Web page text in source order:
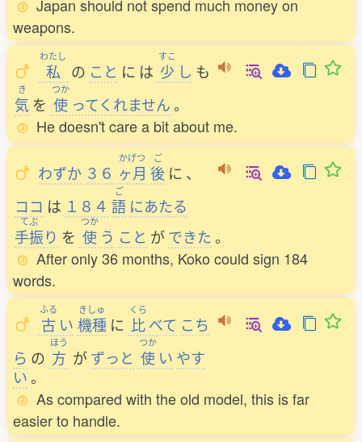
Japan should not spend much money on
weapons.
わたし
私 の こと に は
すこ
少 し も
き
気 を
つか
使 ってくれません。
He doesn't care a bit about me.
わずか ３６
かげつ
ヶ月
ご
後 に 、
ココ は １８４
ご
語 にあたる
てぶ
手振り を
つか
使 う こと ができた。
After only 36 months, Koko could sign 184
words.
ふる
古 い
きしゅ
機種 に
くら
比べて こち
ら の
ほう
方 がずっと
つか
使 い やす
い。
As compared with the old model, this is far
easier to handle.